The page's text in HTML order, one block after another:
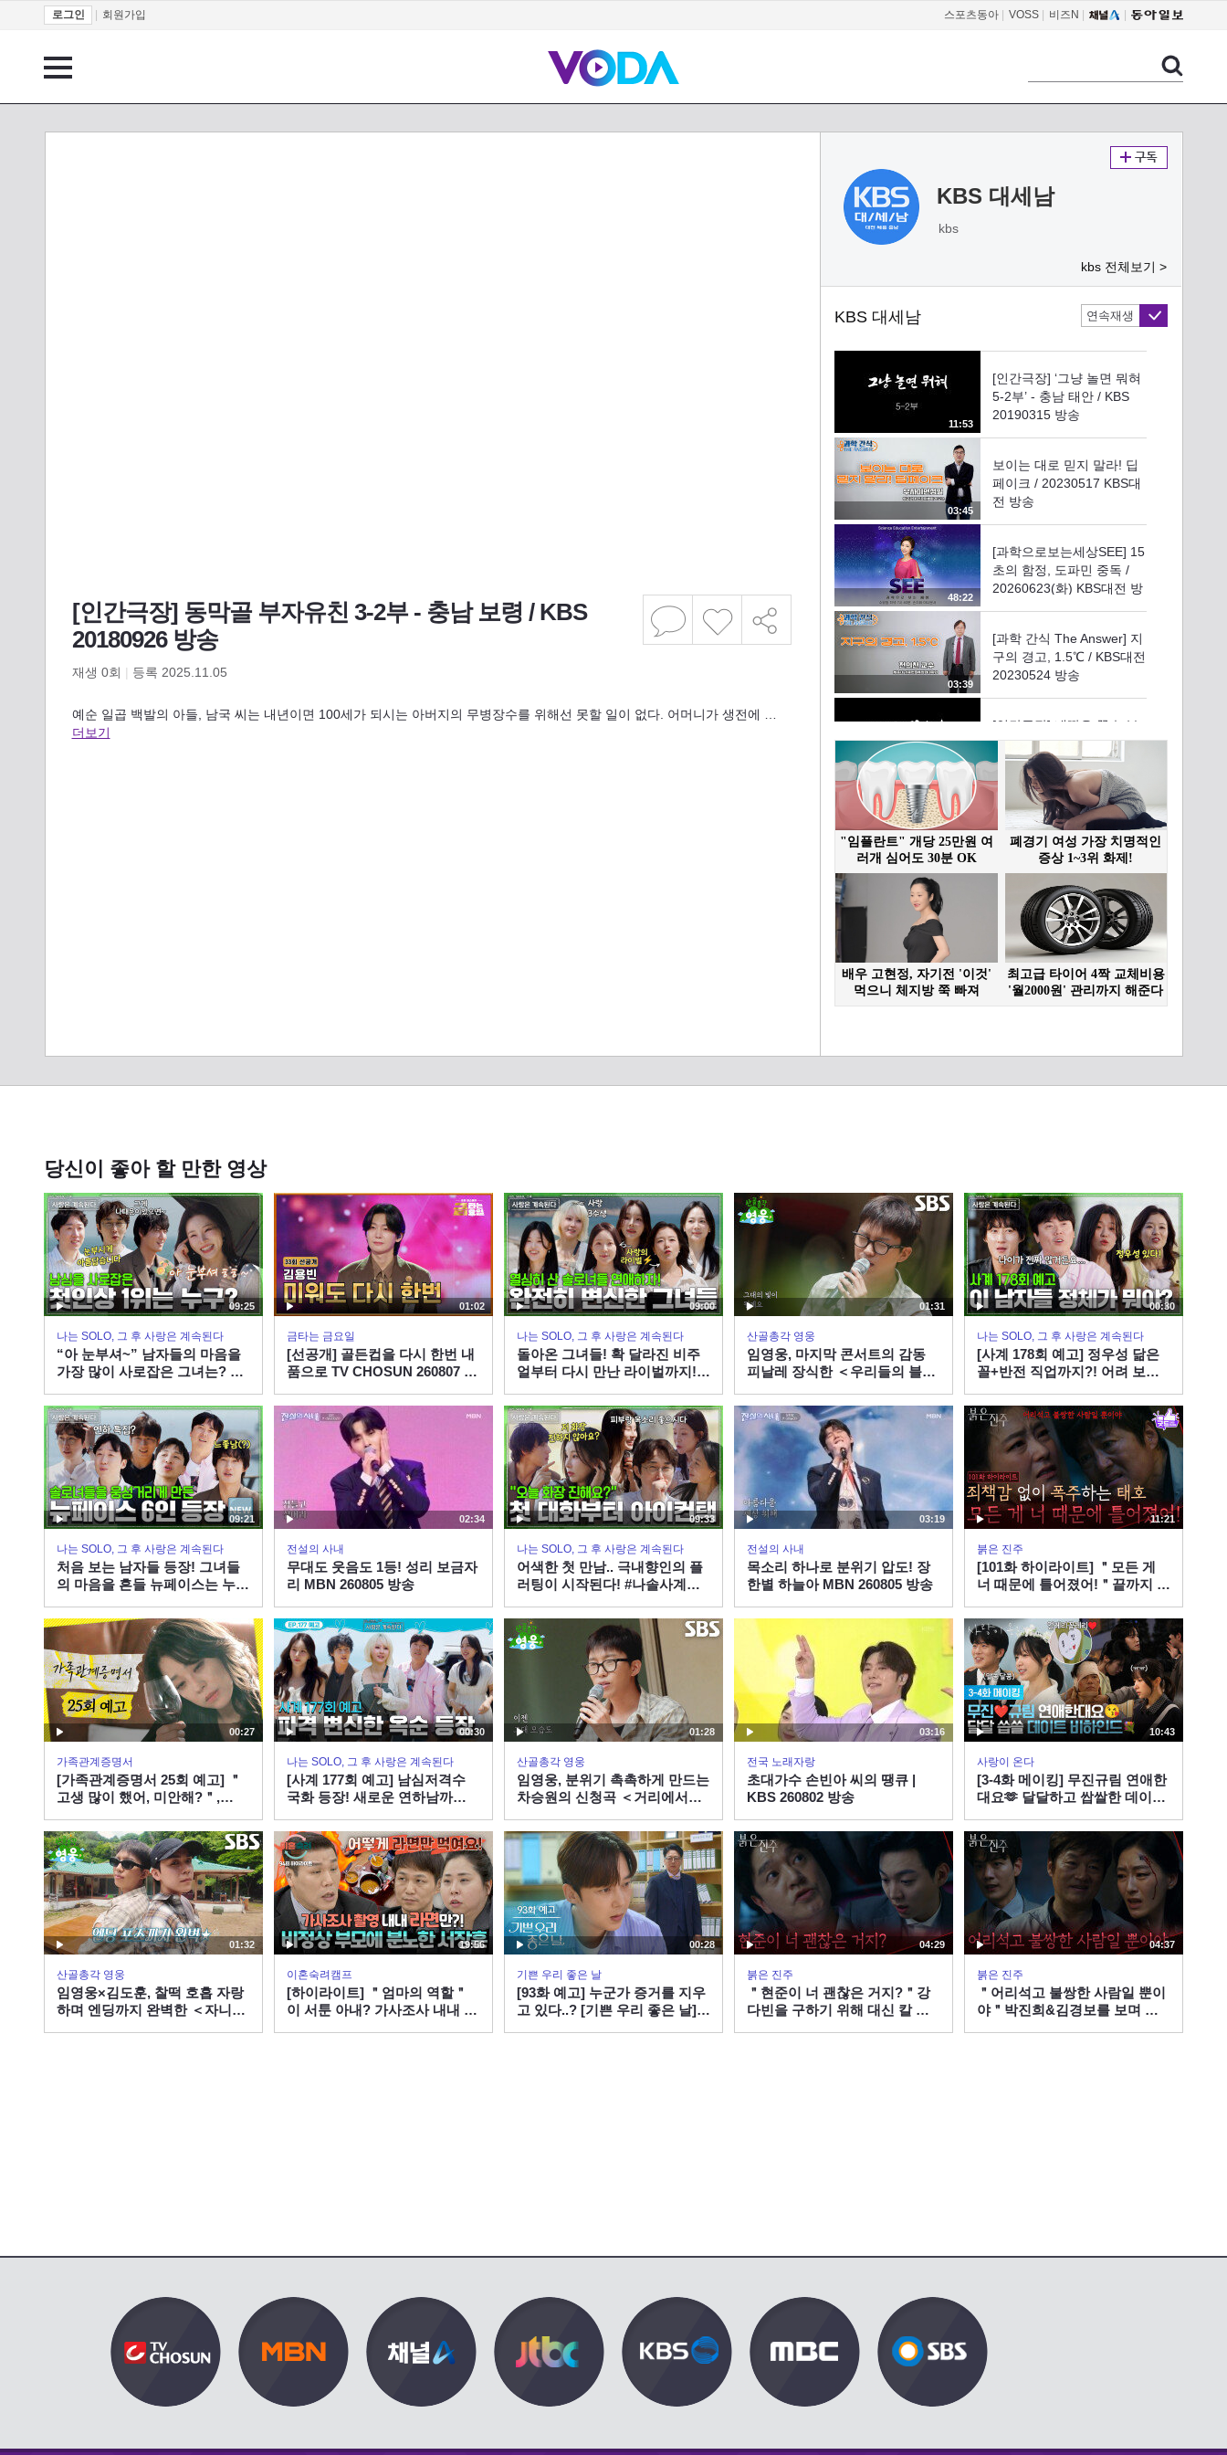
로그인 회원가입 스포츠동아 VOSS 비즈N
[인간극장] 동막골 부자유친 3-2부 - 충남 보령 / KBS
20180926 방송
재생 0회 | 등록 2025.11.05
예순 일곱 백발의 아들, 남국 씨는 내년이면 100세가 되시는 아버지의 무병장수를 위해선 못할 일이 없다. 어머니가 생전에 …
더보기
KBS 대세남
kbs
kbs 전체보기 >
KBS 대세남 연속재생
11:53
[인간극장] ‘그냥 놀면 뭐혀
5-2부’ - 충남 태안 / KBS
20190315 방송
03:45
보이는 대로 믿지 말라! 딥
페이크 / 20230517 KBS대
전 방송
48:22
[과학으로보는세상SEE] 15
초의 함정, 도파민 중독 /
20260623(화) KBS대전 방
03:39
[과학 간식 The Answer] 지
구의 경고, 1.5℃ / KBS대전
20230524 방송
19:25
[인간극장] 내딸은 꽃 농부
1-1부 - 충남 부여 / KBS
20190325 방송
47:33
[과학으로보는세상SEE]예
측불가, 위험한 여름 / KBS
대전 20260630(화) 방송
04:41
[과학 간식 The Answer] 꿀
잠을 위한 수면 과학 / KBS
대전 20230524 방송
[인간극장] ‘내 딸은 꽃 농부
1-2부’ - 충남 부여 / KBS
방산의 집약체, 한국형 전
03:43
KBS대전 20230607 방송
19:46
[인간극장] ‘내 딸은 꽃 농부
2-1부’ - 충남 부여 / KBS
20190326 방송
[과학으로보는세상SEE] K-
석유 정제 기술의 힘! / KBS
대전 20260714(화) 방송
12:32
[인간극장] ‘내 딸은 꽃 농부
2-2부’ - 충남 부여 / KBS
20190326 방송
[과학 간식 The Answer] 4
차 산업 혁명의 눈, 라이다
(LiDAR) / KBS대전
20230614 방송
47:57
[과학으로보는세상SEE] 에
너지 패권의 열쇠, SMR /
KBS대전 20260721(화) 방
송
04:22
[과학 간식 The Answer]
99.99% 확률, 신원감식 /
KBS대전 20230714 방송
[인간극장] ‘내 딸은 꽃 농부
3-1부’ - 충남 부여 / KBS
20190327 방송
[과학으로보는세상SEE] 찾
아라! ‘제2의 지구’ / KBS대
전 20260728(화) 방송
[시사N 대세남] 2022년 06
월 14일 화요일 / KBS대전
방송
당신이 좋아 할 만한 영상
09:25
나는 SOLO, 그 후 사랑은 계속된다
“아 눈부셔~” 남자들의 마음을
가장 많이 사로잡은 그녀는? #
X ENAㅣ목요일 밤 10시 30분
01:02
금타는 금요일
[선공개] 골든컵을 다시 한번 내
품으로 TV CHOSUN 260807 방
09:00
나는 SOLO, 그 후 사랑은 계속된다
돌아온 그녀들! 확 달라진 비주
얼부터 다시 만난 라이벌까지! #
X ENAㅣ목요일 밤 10시 30분
01:31
산골총각 영웅
임영웅, 마지막 콘서트의 감동
피날레 장식한 ＜우리들의 블루
00:30
나는 SOLO, 그 후 사랑은 계속된다
[사계 178회 예고] 정우성 닮은
꼴+반전 직업까지?! 어려 보이
계 EP.178ㅣSBS PLUS X ENA
ㅣ목요일 밤 10시 30분
09:21
나는 SOLO, 그 후 사랑은 계속된다
처음 보는 남자들 등장! 그녀들
의 마음을 흔들 뉴페이스는 누
PLUS X ENAㅣ목요일 밤 10시
30분
02:34
전설의 사내
무대도 웃음도 1등! 성리 보금자
리 MBN 260805 방송
09:33
나는 SOLO, 그 후 사랑은 계속된다
어색한 첫 만남.. 극내향인의 플
러팅이 시작된다! #나솔사계
목요일 밤 10시 30분
03:19
전설의 사내
목소리 하나로 분위기 압도! 장
한별 하늘아 MBN 260805 방송
11:21
붉은 진주
[101화 하이라이트] ＂모든 게
너 때문에 틀어졌어!＂끝까지 죄
은 진주] | KBS 260806 방송
00:27
가족관계증명서
[가족관계증명서 25회 예고] ＂
고생 많이 했어, 미안해?＂,
00:30
나는 SOLO, 그 후 사랑은 계속된다
[사계 177회 예고] 남심저격수
국화 등장! 새로운 연하남까
사계 EP.177ㅣSBS PLUS X
ENAㅣ목요일 밤 10시 30분
01:28
산골총각 영웅
임영웅, 분위기 촉촉하게 만드는
차승원의 신청곡 ＜거리에서＞
03:16
전국 노래자랑
초대가수 손빈아 씨의 땡큐 |
KBS 260802 방송
10:43
사랑이 온다
[3-4화 메이킹] 무진규림 연애한
대요🫶 달달하고 쌉쌀한 데이트
방송
01:32
산골총각 영웅
임영웅×김도훈, 찰떡 호흡 자랑
하며 엔딩까지 완벽한 ＜자니＞
19:56
이혼숙려캠프
[하이라이트] ＂엄마의 역할＂
이 서툰 아내? 가사조사 내내 매
00:28
기쁜 우리 좋은 날
[93화 예고] 누군가 증거를 지우
고 있다..? [기쁜 우리 좋은 날] |
04:29
붉은 진주
＂현준이 너 괜찮은 거지?＂강
다빈을 구하기 위해 대신 칼 맞
04:37
붉은 진주
＂어리석고 불쌍한 사람일 뿐이
야＂박진희&김경보를 보며 분